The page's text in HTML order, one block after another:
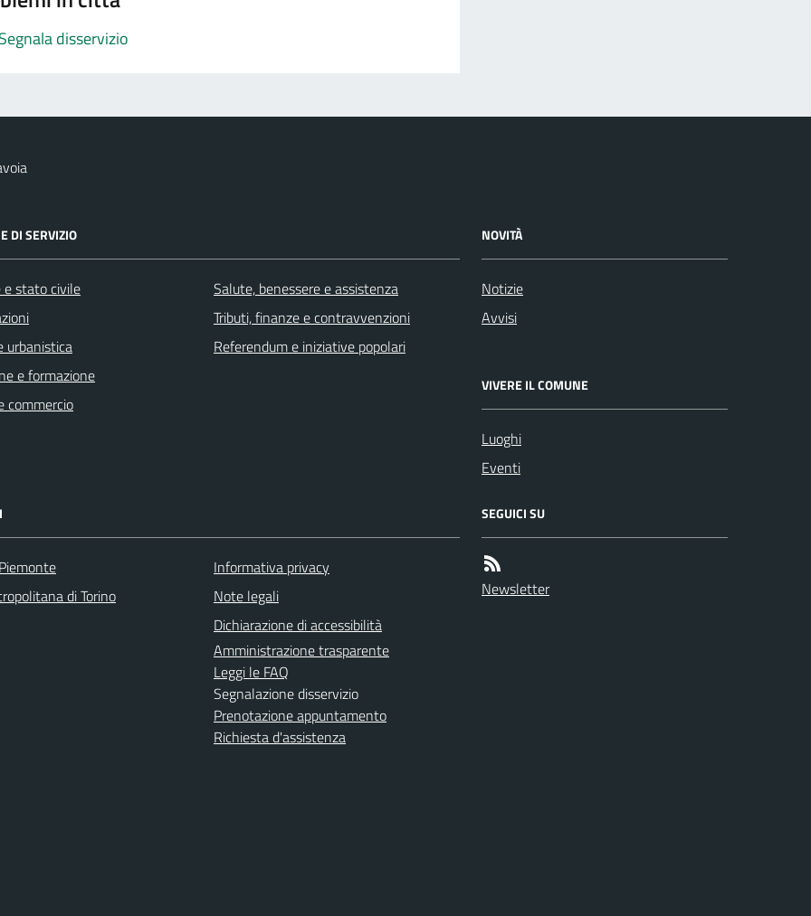
Segnala disservizio
DI SERVIZIO
e stato civile
urbanistica
e formazione
commercio
Salute, benessere e assistenza
Tributi, finanze e contravvenzioni
Referendum e iniziative popolari
NOVITÀ
Notizie
Avvisi
VIVERE IL COMUNE
Luoghi
Eventi
di Torino
Informativa privacy
Note legali
Dichiarazione di accessibilità
Amministrazione trasparente
Leggi le FAQ
Segnalazione disservizio
Prenotazione appuntamento
Richiesta d'assistenza
SEGUICI SU
Newsletter